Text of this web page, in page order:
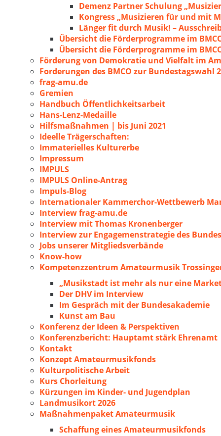
Demenz Partner Schulung
Kongress „Musizieren für und mit
Länger fit durch Musik! –
Übersicht die Förderprogramme im
Übersicht die Förderprogramme im
Förderung von Demokratie und Vielfalt im
Forderungen des BMCO zur Bundestagswahl
frag-amu.de
Gremien
Handbuch Öffentlichkeitsarbeit
Hans-Lenz-Medaille
Hilfsmaßnahmen | bis Juni 2021
Ideelle Trägerschaften:
Immaterielles Kulturerbe
Impressum
IMPULS
IMPULS Online-Antrag
Impuls-Blog
Internationaler Kammerchor-Wettbewerb
Interview frag-amu.de
Interview mit Thomas Kronenberger
Interview zur Engagemenstrategie des Bundes
Jobs unserer Mitgliedsverbände
Know-how
Kompetenzzentrum Amateurmusik
„Musikstadt ist mehr als nur eine
Der DHV im Interview
Im Gespräch mit der Bundesakademie
Kunst am Bau
Konferenz der Ideen & Perspektiven
Konferenzbericht: Hauptamt stärk Ehrenamt
Kontakt
Konzept Amateurmusikfonds
Kulturpolitische Arbeit
Kurs Chorleitung
Kürzungen im Kinder- und Jugendplan
Landmusikort 2026
Maßnahmenpaket Amateurmusik
Schaffung eines Amateurmusikfonds